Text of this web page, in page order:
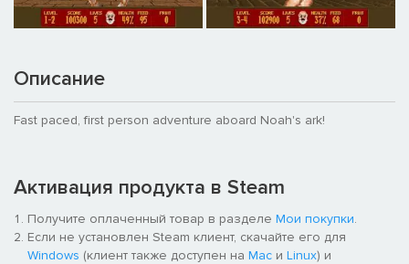
Описание
Fast paced, first person adventure aboard Noah's ark!
Активация продукта в Steam
Получите оплаченный товар в разделе Мои покупки.
Если не установлен Steam клиент, скачайте его для
Windows (клиент также доступен на Mac и Linux) и